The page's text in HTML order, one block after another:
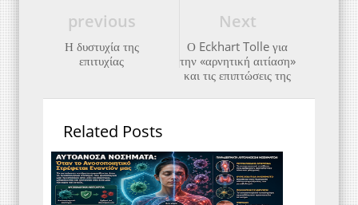
Next
Ο Eckhart Tolle για
την «αρνητική αιτίαση»
και τις επιπτώσεις της
previous
Η δυστυχία της
επιτυχίας
Related Posts